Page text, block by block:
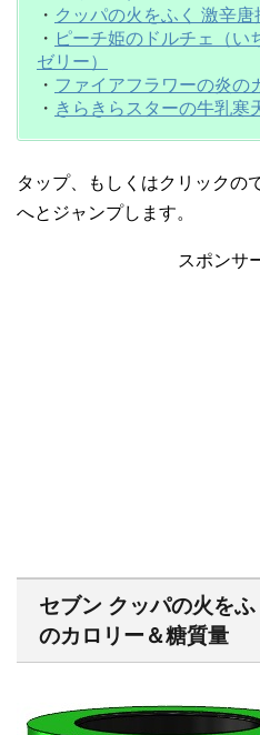
・ クッパの火をふく 激辛
・ ピーチ姫のドルチェ（い
ゼリー）
・ ファイアフラワーの炎の
・ きらきらスターの牛乳寒
タップ、もしくはクリックの
へとジャンプします。
スポンサ
セブン クッパの火を
のカロリー＆糖質量